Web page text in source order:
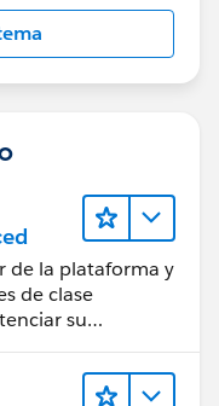
de la plataforma y
de clase
su